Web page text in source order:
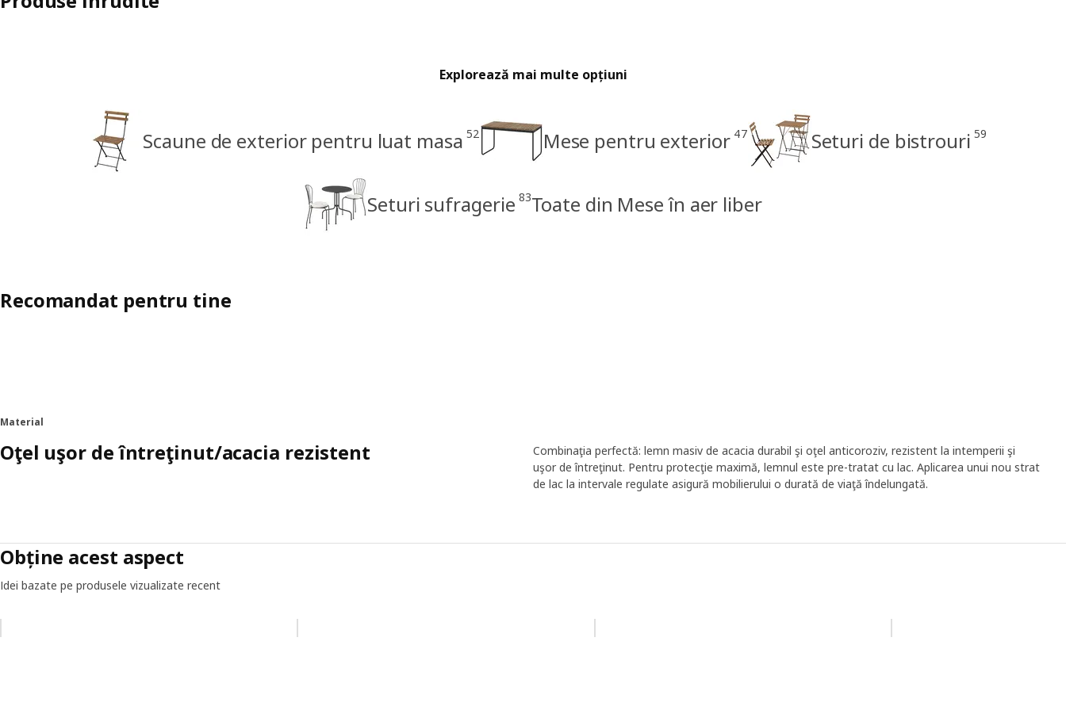
Explorează mai multe opțiuni
Scaune de exterior pentru luat masa 52 Mese pentru exterior 47 Seturi de bistrouri 59
Seturi sufragerie 83Toate din Mese în aer liber
Recomandat pentru tine
Material
Oţel uşor de întreţinut/acacia rezistent
Combinaţia perfectă: lemn masiv de acacia durabil şi oţel anticoroziv, rezistent la intemperii şi
uşor de întreţinut. Pentru protecţie maximă, lemnul este pre-tratat cu lac. Aplicarea unui nou strat
de lac la intervale regulate asigură mobilierului o durată de viaţă îndelungată.
Obține acest aspect
Idei bazate pe produsele vizualizate recent